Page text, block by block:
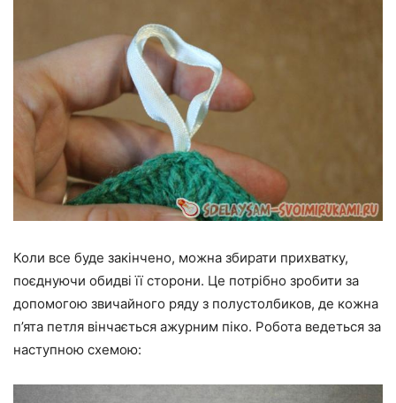
Коли все буде закінчено, можна збирати прихватку,
поєднуючи обидві її сторони. Це потрібно зробити за
допомогою звичайного ряду з полустолбиков, де кожна
п’ята петля вінчається ажурним піко. Робота ведеться за
наступною схемою: